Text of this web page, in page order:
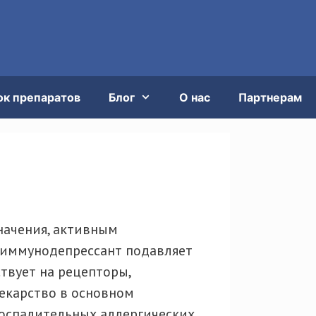
препаратов Блог О нас Партнерам
активным
подавляет
на рецепторы,
в основном